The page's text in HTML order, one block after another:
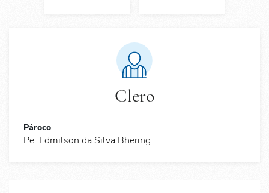
Clero
Pároco
Pe. Edmilson da Silva Bhering